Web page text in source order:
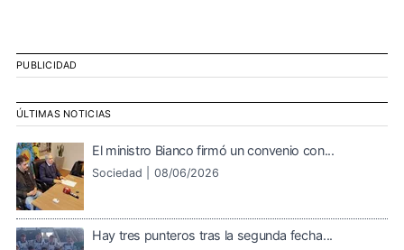
PUBLICIDAD
ÚLTIMAS NOTICIAS
El ministro Bianco firmó un convenio con...
Sociedad | 08/06/2026
Hay tres punteros tras la segunda fecha...